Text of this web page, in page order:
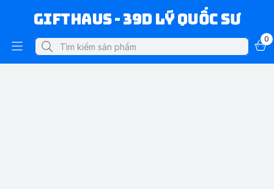
Gifthaus - 39D Lý Quốc Sư
0